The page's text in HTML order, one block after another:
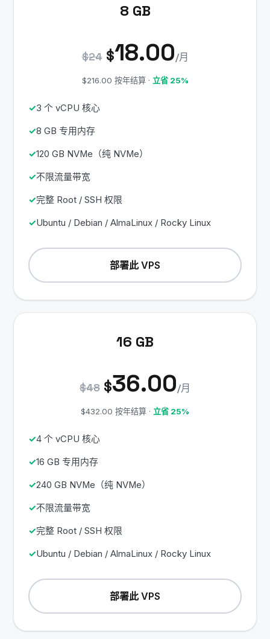
8 GB
$24 $18.00/月
$216.00 按年结算 · 立省 25%
3 个 vCPU 核心
8 GB 专用内存
120 GB NVMe（纯 NVMe）
不限流量带宽
完整 Root / SSH 权限
Ubuntu / Debian / AlmaLinux / Rocky Linux
部署此 VPS
16 GB
$48 $36.00/月
$432.00 按年结算 · 立省 25%
4 个 vCPU 核心
16 GB 专用内存
240 GB NVMe（纯 NVMe）
不限流量带宽
完整 Root / SSH 权限
Ubuntu / Debian / AlmaLinux / Rocky Linux
部署此 VPS